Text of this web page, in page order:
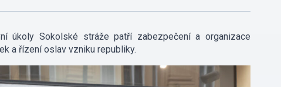
úkoly Sokolské stráže patří zabezpečení a organizace
a řízení oslav vzniku republiky.